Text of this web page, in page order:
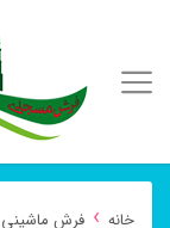
خانه › فرش ماشینی